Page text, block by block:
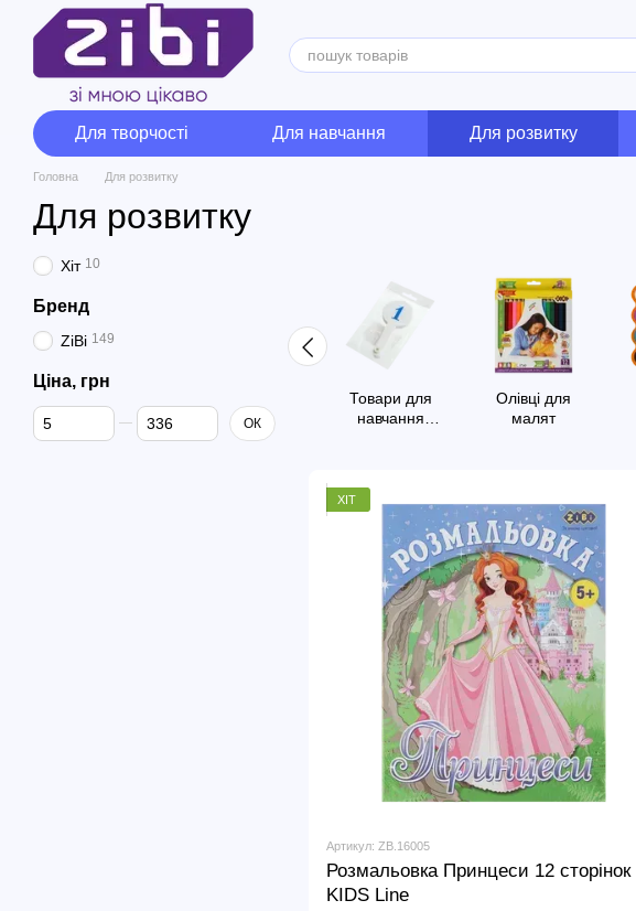
Перейти до основного контенту
Для творчості Для навчання Для розвитку
Головна Для розвитку
Для розвитку
Товари для
навчання
Олівці для
малят
ХІТ
Артикул: ZB.16005
Розмальовка Принцеси 12 сторінок
KIDS Line
Хіт 10
Бренд
ZiBi 149
Ціна, грн
Від Ціна, грн
До Ціна, грн ОК